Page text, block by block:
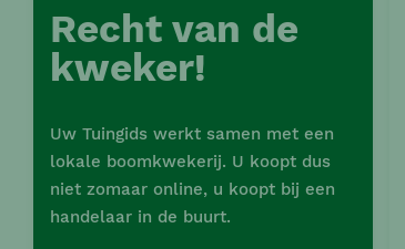
Recht van de
kweker!
Uw Tuingids werkt samen met een
lokale boomkwekerij. U koopt dus
niet zomaar online, u koopt bij een
handelaar in de buurt.